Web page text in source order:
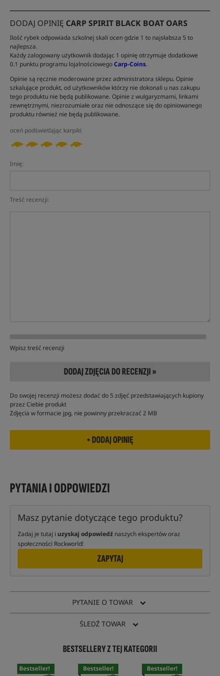
DODAJ OPINIĘ CARP SPIRIT BLACK BOAT OARS
Ilość rybek odpowiada szkolnej skali ocen gdzie 1 to najsłabsza 5 to
najlepsza.
Każdy zalogowany użytkownik dodając 1 opinię otrzymuje dodatkowe
0.1 punktu programu lojalnościowegoCarp-Coins.
Opinie są ręcznie moderowane przez administratora sklepu. Opinie
szkalujące produkt, od użytkowników którzy nie dokonali u nas zakupu
tego produktu nie będą publikowane. Opinie z wulgaryzmami, linkami
zewnętrznymi, niezrozumiałe oraz nie odnoszące się do opiniowanego
produktu również nie będą publikowane.
oceń podświetlając karpiki
Imię:
Treść recenzji:
Wpisz treść recenzji
DODAJ ZDJĘCIA DO RECENZJI »
Do swojej recenzji możesz dodać do 5 zdjęć przedstawiających kupiony
przez Ciebie produkt
Zdjęcia w formacie jpg, nie powinny przekraczać 2 MB
PYTANIA I ODPOWIEDZI
Masz pytanie dotyczące tego produktu?
Zadaj je tutaj i uzyskaj odpowiedź naszych ekspertów oraz
społeczności Rockworld!
ZAPYTAJ
PYTANIE O TOWAR
ŚLEDŹ TOWAR
BESTSELLERY Z TEJ KATEGORII
Bestseller! Bestseller! Bestseller!